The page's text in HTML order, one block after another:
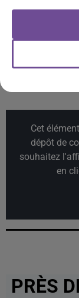
Cet
dépôt de
souhaitez
en
PRÈS